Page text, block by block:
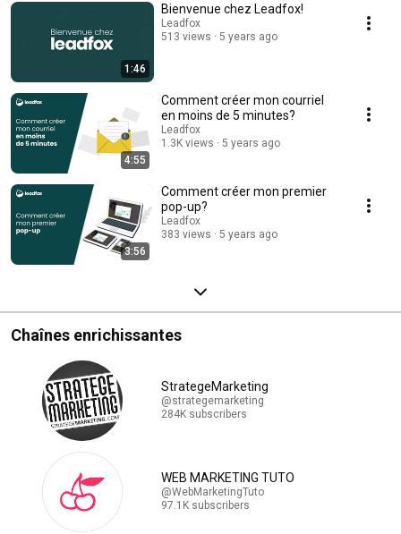
publicités Facebook, aux newsletters et aux emails automatisés, Leadfox
n'aura plus de secret pour vous et vous saurez comment tirer le maximum
du logiciel pour générer plus de prospects, déclencher plus de ventes et
fidéliser vos clients!
1:46
Bienvenue chez Leadfox!
Leadfox
513 views
5 years ago
4:55
Comment créer mon courriel
en moins de 5 minutes?
Leadfox
1.3K views
5 years ago
3:56
Comment créer mon premier
pop-up?
Leadfox
383 views
5 years ago
Chaînes enrichissantes
StrategeMarketing
@strategemarketing
284K subscribers
WEB MARKETING TUTO
@WebMarketingTuto
97.1K subscribers